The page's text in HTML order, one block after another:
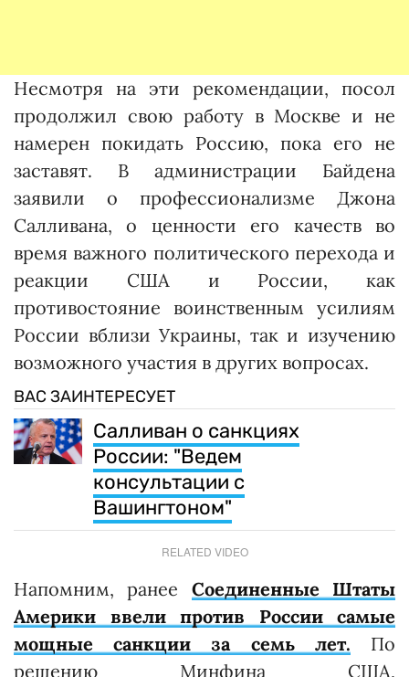
Несмотря на эти рекомендации, посол
продолжил свою работу в Москве и не
намерен покидать Россию, пока его не
заставят. В администрации Байдена
заявили о профессионализме Джона
Салливана, о ценности его качеств во
время важного политического перехода и
реакции США и России, как
противостояние воинственным усилиям
России вблизи Украины, так и изучению
возможного участия в других вопросах.
ВАС ЗАИНТЕРЕСУЕТ
Салливан о санкциях
России: "Ведем
консультации с
Вашингтоном"
RELATED VIDEO
Напомним, ранее Соединенные Штаты
Америки ввели против России самые
мощные санкции за семь лет.
По
решению Минфина США,